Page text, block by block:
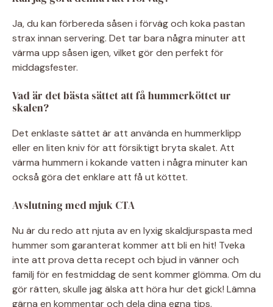
Ja, du kan förbereda såsen i förväg och koka pastan
strax innan servering. Det tar bara några minuter att
värma upp såsen igen, vilket gör den perfekt för
middagsfester.
Vad är det bästa sättet att få hummerköttet ur
skalen?
Det enklaste sättet är att använda en hummerklipp
eller en liten kniv för att försiktigt bryta skalet. Att
värma hummern i kokande vatten i några minuter kan
också göra det enklare att få ut köttet.
Avslutning med mjuk CTA
Nu är du redo att njuta av en lyxig skaldjurspasta med
hummer som garanterat kommer att bli en hit! Tveka
inte att prova detta recept och bjud in vänner och
familj för en festmiddag de sent kommer glömma. Om du
gör rätten, skulle jag älska att höra hur det gick! Lämna
gärna en kommentar och dela dina egna tips.